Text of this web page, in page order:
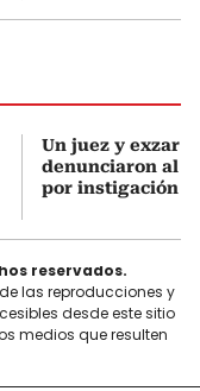
Un juez y exzar
denunciaron al
por instigación
reservados.
de las reproducciones y
desde este sitio
medios que resulten